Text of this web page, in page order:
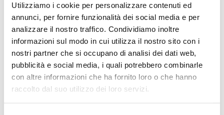
Utilizziamo i cookie per personalizzare contenuti ed
annunci, per fornire funzionalità dei social media e per
analizzare il nostro traffico. Condividiamo inoltre
informazioni sul modo in cui utilizza il nostro sito con i
nostri partner che si occupano di analisi dei dati web,
pubblicità e social media, i quali potrebbero combinarle
con altre informazioni che ha fornito loro o che hanno
raccolto dal suo utilizzo dei loro servizi.
CALCOLA
PREVENTIVO
CALCOLA
PREVENTIVO